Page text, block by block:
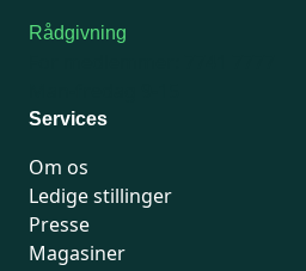
Rådgivning
Services
Om os
Ledige stillinger
Presse
Magasiner